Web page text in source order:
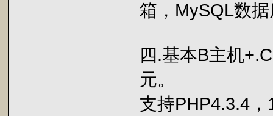
箱，MySQL数
四.基本B主机
元。
支持PHP4.3.4